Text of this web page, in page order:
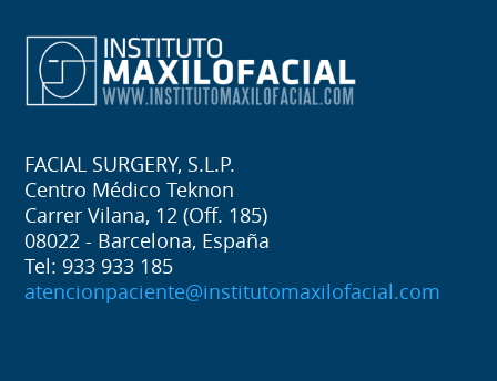
FACIAL SURGERY, S.L.P.
Centro Médico Teknon
Carrer Vilana, 12 (Off. 185)
08022 - Barcelona, España
Tel: 933 933 185
atencionpaciente@institutomaxilofacial.com